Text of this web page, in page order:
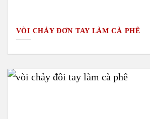
VÒI CHẢY ĐƠN TAY LÀM CÀ PHÊ